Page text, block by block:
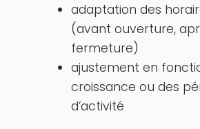
adaptation des
(avant ouverture,
fermeture)
ajustement en
croissance ou des
d’activité